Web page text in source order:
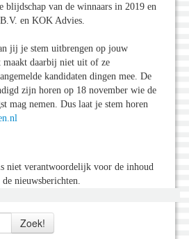
blijdschap van de winnaars in 2019 en
en KOK Advies.
jij je stem uitbrengen op jouw
maakt daarbij niet uit of ze
kandidaten dingen mee. De
zijn horen op 18 november wie de
mag nemen. Dus laat je stem horen
niet verantwoordelijk voor de inhoud
de nieuwsberichten.